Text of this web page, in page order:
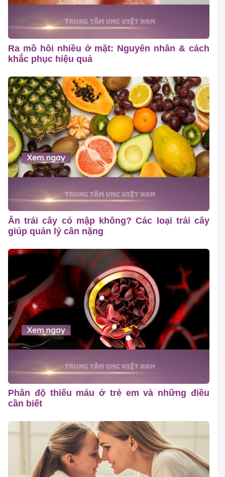
Ra mồ hôi nhiều ở mặt: Nguyên nhân & cách
khắc phục hiệu quả
Ăn trái cây có mập không? Các loại trái cây
giúp quản lý cân nặng
Phân độ thiếu máu ở trẻ em và những điều
cần biết